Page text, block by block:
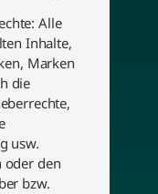
Alle
Inhalte,
Marken
die
usw.
oder den
bzw.